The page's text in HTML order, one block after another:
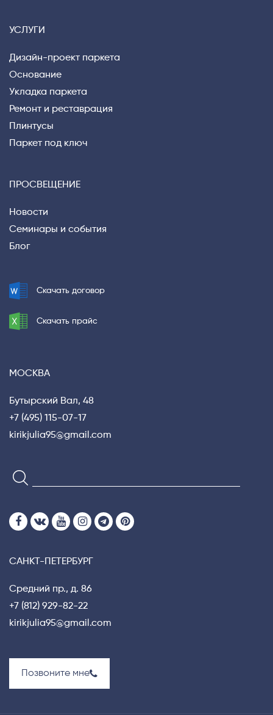
УСЛУГИ
Дизайн-проект паркета
Основание
Укладка паркета
Ремонт и реставрация
Плинтусы
Паркет под ключ
ПРОСВЕЩЕНИЕ
Новости
Семинары и события
Блог
Скачать договор
Скачать прайс
МОСКВА
Бутырский Вал, 48
+7 (495) 115-07-17
kirikjulia95@gmail.com
САНКТ-ПЕТЕРБУРГ
Средний пр., д. 86
+7 (812) 929-82-22
kirikjulia95@gmail.com
Позвоните мне